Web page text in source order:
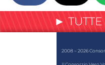
►
2008 – 2026